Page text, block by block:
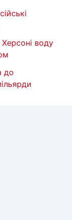
воду
до